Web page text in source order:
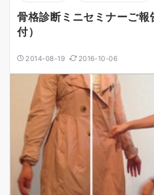
骨格診断ミニセミナーご
付）
2014-08-19 2016-10-06